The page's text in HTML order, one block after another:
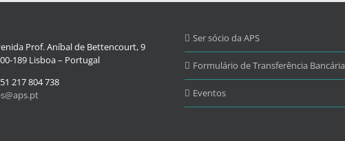
Prof. Aníbal de Bettencourt, 9
189 Lisboa – Portugal
217 804 738
Ser sócio da APS
Formulário de Transferência Bancária
Eventos